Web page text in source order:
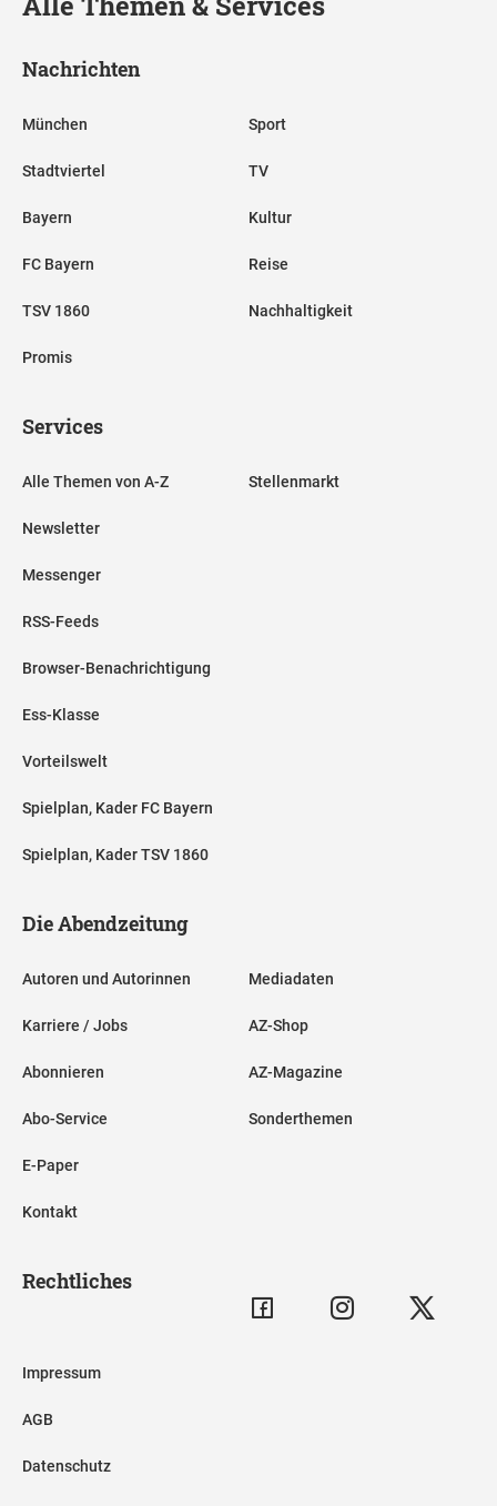
Nachrichten
München
Stadtviertel
Bayern
FC Bayern
TSV 1860
Promis
Sport
TV
Kultur
Reise
Nachhaltigkeit
Services
Alle Themen von A-Z
Newsletter
Messenger
RSS-Feeds
Browser-Benachrichtigung
Ess-Klasse
Vorteilswelt
Spielplan, Kader FC Bayern
Spielplan, Kader TSV 1860
Stellenmarkt
Die Abendzeitung
Autoren und Autorinnen
Karriere / Jobs
Abonnieren
Abo-Service
E-Paper
Kontakt
Mediadaten
AZ-Shop
AZ-Magazine
Sonderthemen
Rechtliches
Impressum
AGB
Datenschutz